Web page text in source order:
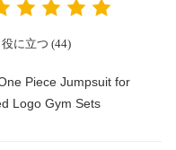
役に立つ (44)
Piece Jumpsuit for
Logo Gym Sets